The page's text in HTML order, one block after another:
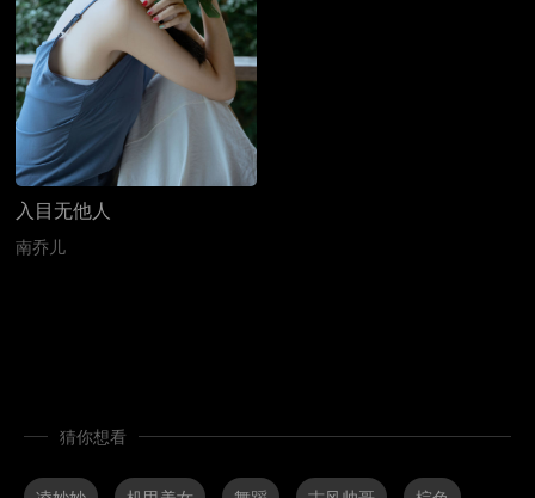
入目无他人
南乔儿
猜你想看